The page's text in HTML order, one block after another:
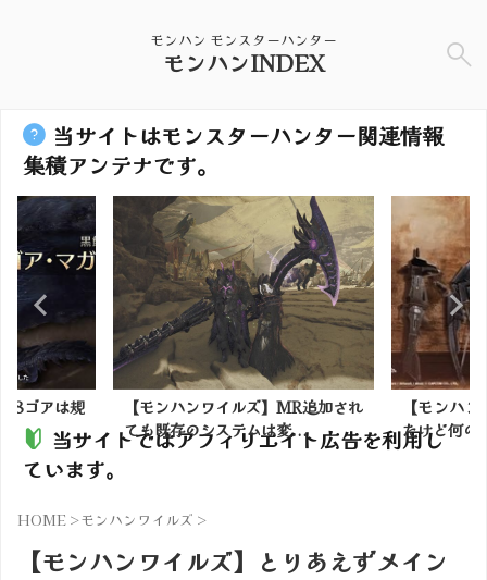
モンハン モンスターハンター
モンハンINDEX
当サイトはモンスターハンター関連情報
集積アンテナです。
追加され
...
【モンハンNow】元日からはじめ
たけど何の武器優先に作...
【モンハ
度にランダ
当サイトではアフィリエイト広告を利用し
ています。
HOME >モンハンワイルズ >
【モンハンワイルズ】とりあえずメイン